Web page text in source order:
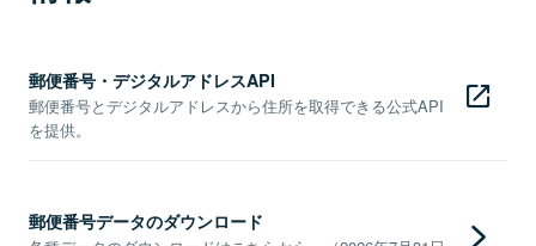
郵便番号・デジタルアドレスAPI
郵便番号とデジタルアドレスから住所を取得できる公式API
を提供。
郵便番号データのダウンロード